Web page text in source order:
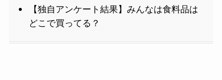
【独自アンケート結果】みんなは食料品は
どこで買ってる？